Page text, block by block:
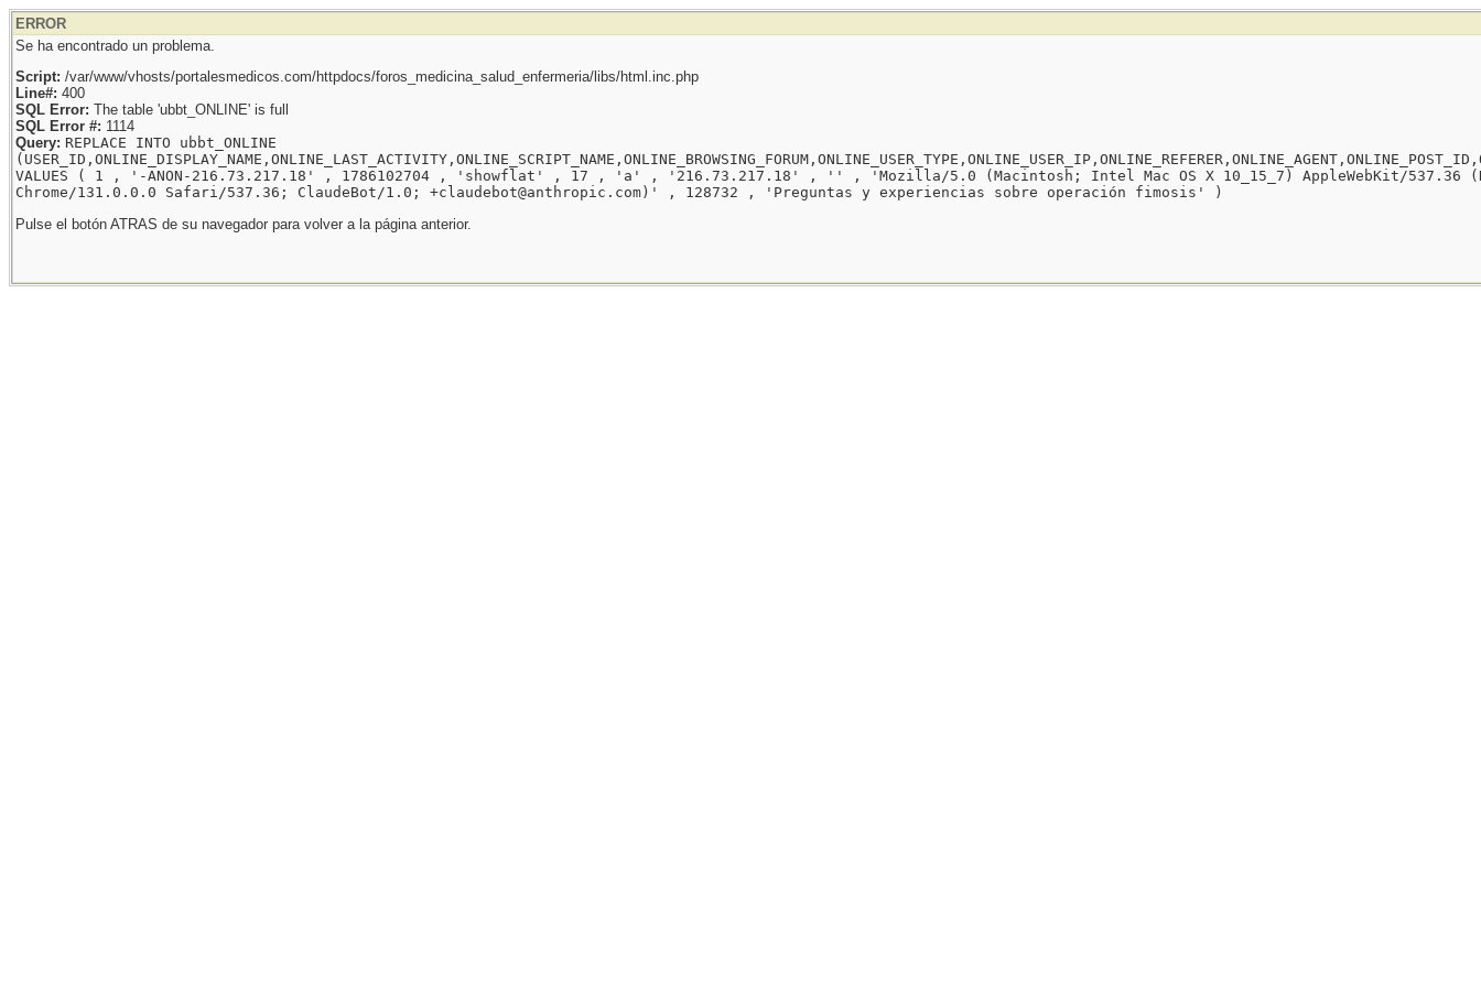
ERROR
Se ha encontrado un problema.
Script: /var/www/vhosts/portalesmedicos.com/httpdocs/foros_medicina_salud_enfermeria/libs/html.inc.php
Line#: 400
SQL Error: The table 'ubbt_ONLINE' is full
SQL Error #: 1114
Query: REPLACE INTO ubbt_ONLINE
VALUES ( 1 , '-ANON-216.73.217.18' , 1786102704 , 'showflat' , 17 , 'a' , '216.73.217.18' , '' , 'Mozilla/5.0 (Macintosh; Intel Mac OS X 10_15_7) AppleWebKit/537.36
Chrome/131.0.0.0 Safari/537.36; ClaudeBot/1.0; +claudebot@anthropic.com)' , 128732 , 'Preguntas y experiencias sobre operación fimosis' )
Pulse el botón ATRAS de su navegador para volver a la página anterior.